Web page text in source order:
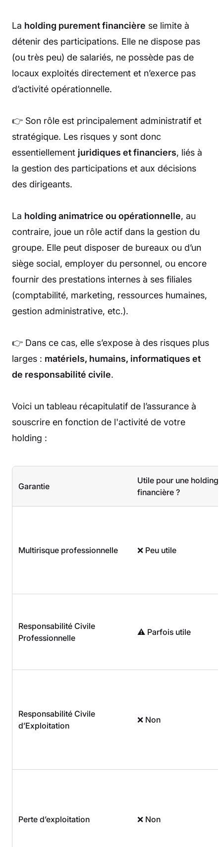
La holding purement financière se limite à
détenir des participations. Elle ne dispose pas
(ou très peu) de salariés, ne possède pas de
locaux exploités directement et n’exerce pas
d’activité opérationnelle.
👉 Son rôle est principalement administratif et
stratégique. Les risques y sont donc
essentiellement juridiques et financiers, liés à
la gestion des participations et aux décisions
des dirigeants.
La holding animatrice ou opérationnelle, au
contraire, joue un rôle actif dans la gestion du
groupe. Elle peut disposer de bureaux ou d’un
siège social, employer du personnel, ou encore
fournir des prestations internes à ses filiales
(comptabilité, marketing, ressources humaines,
gestion administrative, etc.).
👉 Dans ce cas, elle s’expose à des risques plus
larges : matériels, humains, informatiques et
de responsabilité civile.
Voici un tableau récapitulatif de l’assurance à
souscrire en fonction de l'activité de votre
holding :
Garantie
Utile pour une holding
financière ?
Multirisque professionnelle ❌ Peu utile
Responsabilité Civile
Professionnelle
⚠️ Parfois utile
Responsabilité Civile
d’Exploitation
❌ Non
Perte d’exploitation ❌ Non